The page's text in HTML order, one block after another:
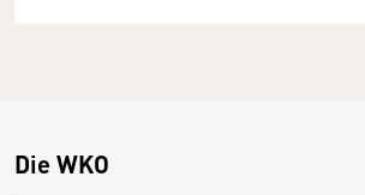
Die WKO